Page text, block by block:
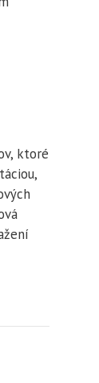
ktoré